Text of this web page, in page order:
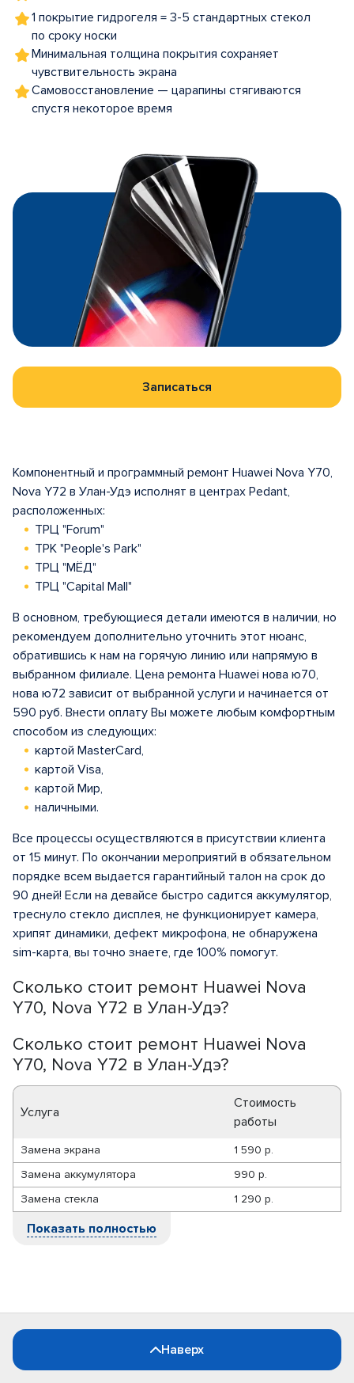
1 покрытие гидрогеля = 3-5 стандартных стекол
по сроку носки
Минимальная толщина покрытия сохраняет
чувствительность экрана
Самовосстановление — царапины стягиваются
спустя некоторое время
Записаться
Сколько стоит ремонт Huawei Nova
Y70, Nova Y72 в Улан-Удэ?
Сколько стоит ремонт Huawei Nova
Y70, Nova Y72 в Улан-Удэ?
Услуга
Стоимость
работы
Замена экрана
1 590 р.
Замена аккумулятора
990 р.
Замена стекла
1 290 р.
Показать полностью
Компонентный и программный ремонт Huawei Nova Y70,
Nova Y72 в Улан-Удэ исполнят в центрах Pedant,
расположенных:
ТРЦ "Forum"
ТРК "People's Park"
ТРЦ "МЁД"
ТРЦ "Capital Mall"
В основном, требующиеся детали имеются в наличии, но
рекомендуем дополнительно уточнить этот нюанс,
обратившись к нам на горячую линию или напрямую в
выбранном филиале. Цена ремонта Huawei нова ю70,
нова ю72 зависит от выбранной услуги и начинается от
590 руб. Внести оплату Вы можете любым комфортным
способом из следующих:
картой MasterCard,
картой Visa,
картой Мир,
наличными.
Все процессы осуществляются в присутствии клиента
от 15 минут. По окончании мероприятий в обязательном
порядке всем выдается гарантийный талон на срок до
90 дней! Если на девайсе быстро садится аккумулятор,
треснуло стекло дисплея, не функционирует камера,
хрипят динамики, дефект микрофона, не обнаружена
sim-карта, вы точно знаете, где 100% помогут.
Наверх